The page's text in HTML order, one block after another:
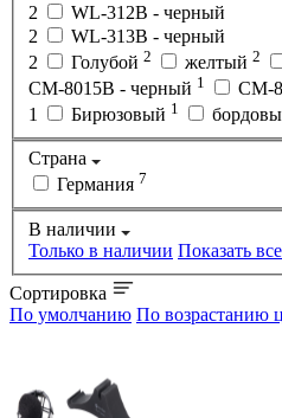
2
WL-312B - черный
2
WL-313B - черный
2
Голубой 2 желтый 2
CM-8015B - черный 1 CM-
1
Бирюзовый 1
Страна
Германия 7
В наличии
Только в наличии Показать
Сортировка
По умолчанию По возрастанию